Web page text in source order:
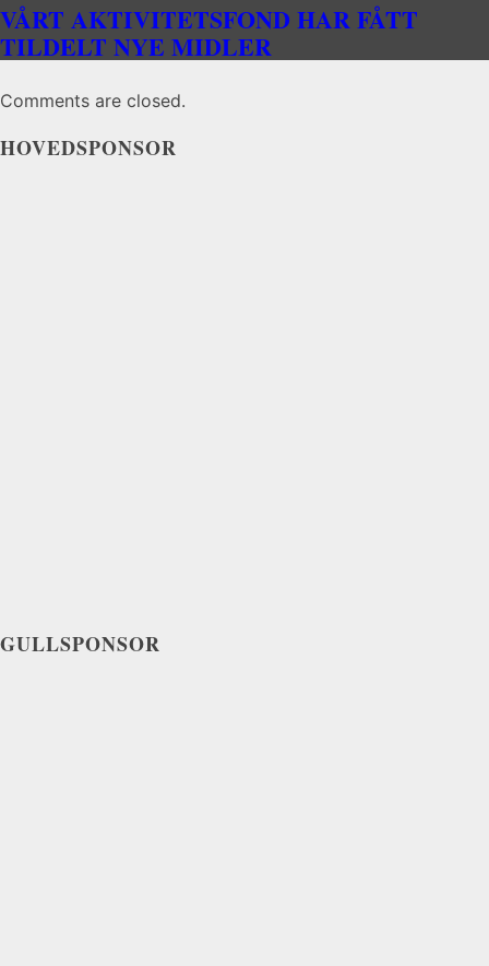
VÅRT AKTIVITETSFOND HAR FÅTT
TILDELT NYE MIDLER
Comments are closed.
HOVEDSPONSOR
GULLSPONSOR